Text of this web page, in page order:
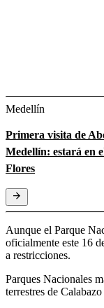
Medellín
Primera visita de
Medellín: estará en
Flores
Aunque el Parque
oficialmente este 16
a restricciones.
Parques Nacionales
terrestres de